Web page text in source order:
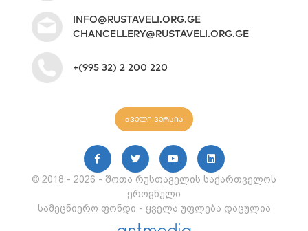
© 2018 - 2026 - შოთა რუსთაველის საქართველოს
ეროვნული
სამეცნიერო ფონდი - ყველა უფლება დაცულია
INFO@RUSTAVELI.ORG.GE
CHANCELLERY@RUSTAVELI.ORG.GE
+(995 32) 2 200 220
ძველი ვერსია